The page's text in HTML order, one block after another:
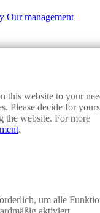
Our management
Consult:
Search, Direct Search,
Interim Management,
Kontakt zu treten
Kontakt zu treten
this website to your
Please decide for
the website. For more
.
um alle
aktiviert